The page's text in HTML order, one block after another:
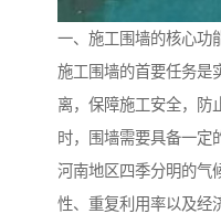
一、施工围墙的核心功
施工围墙的首要任务是
离，保障施工安全，防
时，围墙需要具备一定
河南地区四季分明的气
性、重复利用率以及经